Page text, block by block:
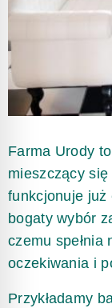
Farma Urody
mieszczący
funkcjonuje już
bogaty wybór
czemu spełnia
oczekiwania i
Przykładamy